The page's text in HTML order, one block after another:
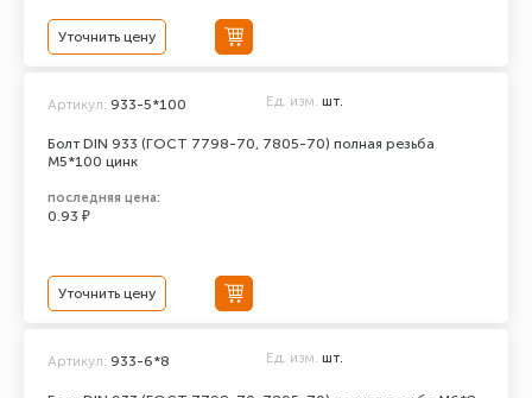
Уточнить цену
Болт DIN 933 (ГОСТ 7798-70, 7805-70) полная резьба
М5*100 цинк
Артикул: 933-5*100 Ед. изм. шт.
последняя цена:
0.93 ₽
Уточнить цену
Артикул: 933-6*8 Ед. изм. шт.